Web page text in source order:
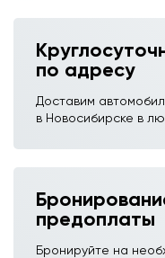
по адресу
Доставим
в Новосибирске в
предоплаты
Бронируйте на